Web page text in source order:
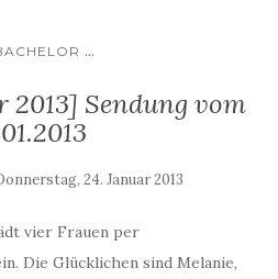
...
Sendung vom
24. Januar 2013
vier Frauen per
Die Glücklichen sind Melanie,